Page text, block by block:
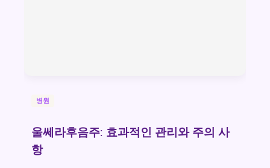
병원
울쎄라후음주: 효과적인 관리와 주의 사
항